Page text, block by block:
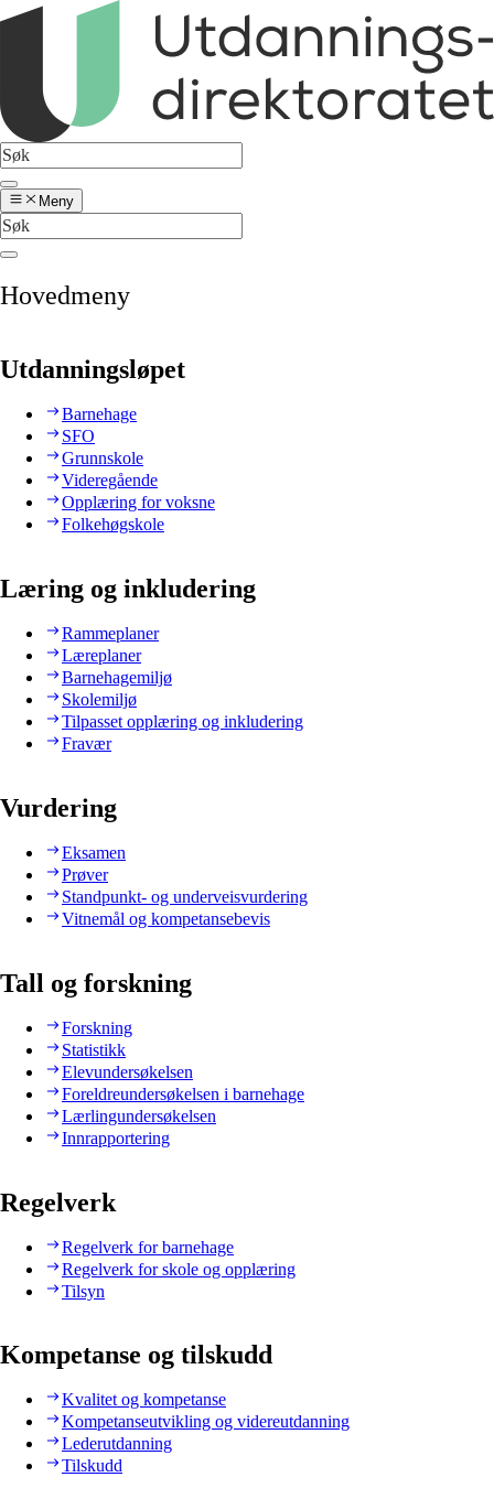
Meny
Hovedmeny
Utdanningsløpet
Barnehage
SFO
Grunnskole
Videregående
Opplæring for voksne
Folkehøgskole
Læring og inkludering
Rammeplaner
Læreplaner
Barnehagemiljø
Skolemiljø
Tilpasset opplæring og inkludering
Fravær
Vurdering
Eksamen
Prøver
Standpunkt- og underveisvurdering
Vitnemål og kompetansebevis
Tall og forskning
Forskning
Statistikk
Elevundersøkelsen
Foreldreundersøkelsen i barnehage
Lærlingundersøkelsen
Innrapportering
Regelverk
Regelverk for barnehage
Regelverk for skole og opplæring
Tilsyn
Kompetanse og tilskudd
Kvalitet og kompetanse
Kompetanseutvikling og videreutdanning
Lederutdanning
Tilskudd